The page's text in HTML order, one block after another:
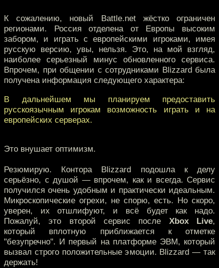
К сожалению, новый Battle.net жёстко ограничен
регионами. Россия отделена от Европы высоким
забором, и играть с европейскими игроками, имея
русскую версию, увы, нельзя. Это, на мой взгляд,
наиболее серьезный минус обновленного сервиса.
Впрочем, при общении с сотрудниками Blizzard была
получена информация следующего характера:
В дальнейшем мы планируем предоставить
русскоязычным игрокам возможность играть и на
европейских серверах.
Это внушает оптимизм.
Резюмирую. Контора Blizzard подошла к делу
серьёзно, с душой — впрочем, как и всегда. Сервис
получился очень удобным и практически идеальным.
Микроскопические огрехи, не спорю, есть. Но скоро,
уверен, их отшлифуют, и всё будет как надо.
Пожалуй, это второй сервис после Xbox Live,
который вплотную приближается к отметке
"безупречно". И первый на платформе ЭВМ, который
вызвал строго положительные эмоции. Blizzard — так
держать!